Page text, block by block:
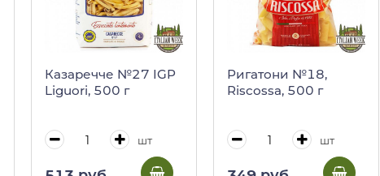
Казаречче №27 IGP
Liguori, 500 г
шт
Ригатони №18,
Riscossa, 500 г
шт